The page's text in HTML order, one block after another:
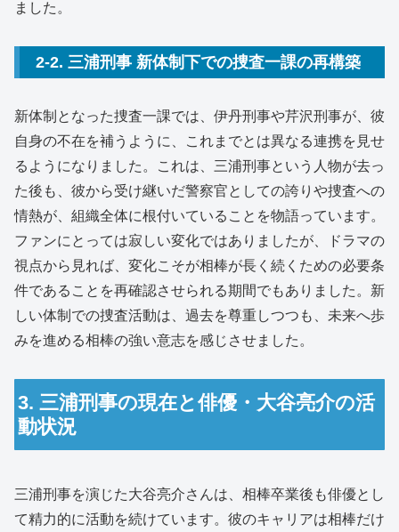
ました。
2-2. 三浦刑事 新体制下での捜査一課の再構築
新体制となった捜査一課では、伊丹刑事や芹沢刑事が、彼
自身の不在を補うように、これまでとは異なる連携を見せ
るようになりました。これは、三浦刑事という人物が去っ
た後も、彼から受け継いだ警察官としての誇りや捜査への
情熱が、組織全体に根付いていることを物語っています。
ファンにとっては寂しい変化ではありましたが、ドラマの
視点から見れば、変化こそが相棒が長く続くための必要条
件であることを再確認させられる期間でもありました。新
しい体制での捜査活動は、過去を尊重しつつも、未来へ歩
みを進める相棒の強い意志を感じさせました。
3. 三浦刑事の現在と俳優・大谷亮介の活
動状況
三浦刑事を演じた大谷亮介さんは、相棒卒業後も俳優とし
て精力的に活動を続けています。彼のキャリアは相棒だけ